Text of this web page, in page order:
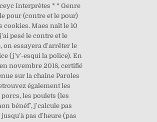
Interprètes * * Genre
pour (contre et le pour)
Maes naît le 10
pesé le contre et le
on essayera d'arrêter le
(j'v'-esqui la police). En
novembre 2018, certifié
sur la chaîne Paroles
également les
les poulets (les
bénéf', j'calcule pas
pas d'heure (pas